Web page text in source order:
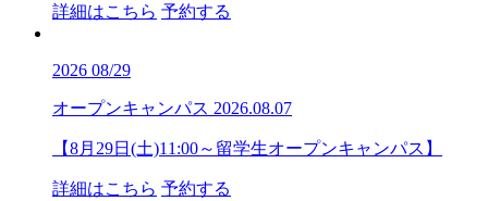
詳細はこちら 予約する
2026 08/29
オープンキャンパス 2026.08.07
【8月29日(土)11:00～留学生オープンキャンパス】
詳細はこちら 予約する